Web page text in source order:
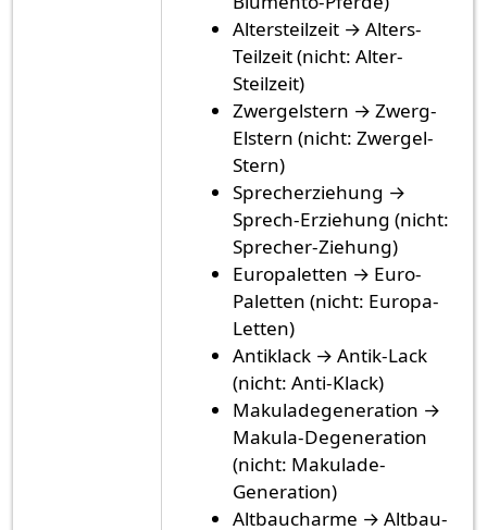
Altersteilzeit → Alters-
Teilzeit (nicht: Alter-
Steilzeit)
Zwergelstern → Zwerg-
Elstern (nicht: Zwergel-
Stern)
Sprecherziehung →
Sprech-Erziehung (nicht:
Sprecher-Ziehung)
Europaletten → Euro-
Paletten (nicht: Europa-
Letten)
Antiklack → Antik-Lack
(nicht: Anti-Klack)
Makuladegeneration →
Makula-Degeneration
(nicht: Makulade-
Generation)
Altbaucharme → Altbau-